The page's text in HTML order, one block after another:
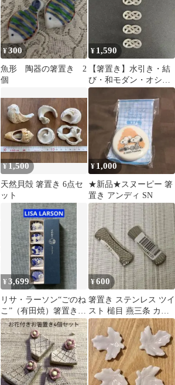
¥300
魚形 陶器の箸置き 2
個
¥ 1,590
【箸置き】水引き・結
び・和モダン・オシャ
レ・シンプル・シルバ
ー・縁起物・お正月
¥1,500
天然貝殻 箸置き 6点セ
ット
¥ 1,000
★新品★スヌーピー 箸
置き アンディ SN
¥3,699
リサ・ラーソン“ごのね
こ”（有田焼）箸置き 5
個セット
¥600
箸置き ステンレス ツイ
スト 槌目 燕三条 カト
ラリー